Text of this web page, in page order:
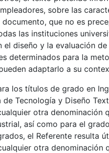
sobre las
que no es
las instituciones
el diseño y la evaluación
determinados para la
adaptarlo a su
los títulos de grado en
de Tecnología y Diseño
otra denominación
así como para el
el Referente resulta
otra denominación